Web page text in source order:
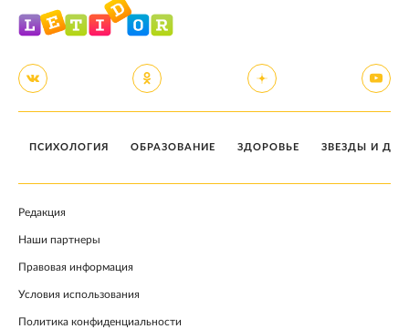
ПСИХОЛОГИЯ ОБРАЗОВАНИЕ ЗДОРОВЬЕ ЗВЕЗДЫ И
Редакция
Наши партнеры
Правовая информация
Условия использования
Политика конфиденциальности